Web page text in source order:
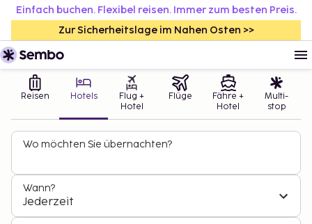
Einfach buchen. Flexibel reisen. Immer zum besten Preis.
Zur Sicherheitslage im Nahen Osten >>
Reisen Hotels
Flug +
Hotel
Flüge
Fähre +
Hotel
Multi-
stop
Wo möchten Sie übernachten?
Wann?
Jederzeit